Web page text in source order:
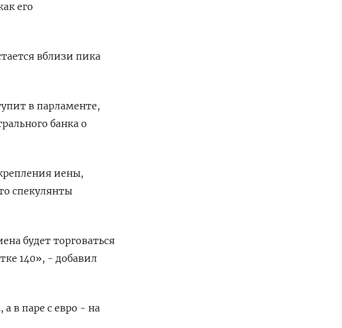
его
вблизи пика
в парламенте,
банка о
иены,
спекулянты
будет торговаться
140», - добавил
в паре с евро - на